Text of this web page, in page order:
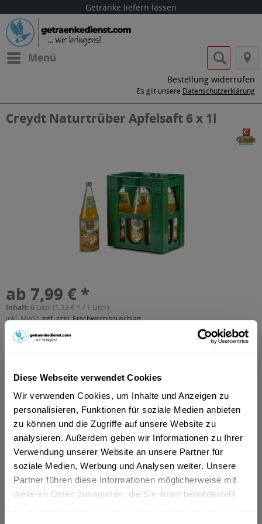
Diese Webseite verwendet Cookies
Wir verwenden Cookies, um Inhalte und Anzeigen zu
personalisieren, Funktionen für soziale Medien anbieten
zu können und die Zugriffe auf unsere Website zu
analysieren. Außerdem geben wir Informationen zu Ihrer
Verwendung unserer Website an unsere Partner für
soziale Medien, Werbung und Analysen weiter. Unsere
Partner führen diese Informationen möglicherweise mit
weiteren Daten zusammen, die Sie ihnen bereitgestellt
Getränke liefern lassen
Menü
Bestellung widerrufen
Es gilt unsere Datenschutzerklärung
Creydt Naturtrüber Apfelsaft 6 x 1l
ab 7,99 € *
Inhalt: 6 Liter (1,33 € * / 1 Liter)
inkl. MwSt.ggf. zzgl. Erschwerniszuschlag
Vorrätig
MEHRWEG
In denWarenkorb
Artikel-Nr.:
24103
Verfügbar in:
Celle,Garbsen, Neustadt am Rübenberge,Seelze,Wedemark
Isernhagen , Burgwedel , Adelheidsdorf , Hambühren
Nienhagen,Wathlingen,Wietze,Winsen (Aller)
Beschreibung